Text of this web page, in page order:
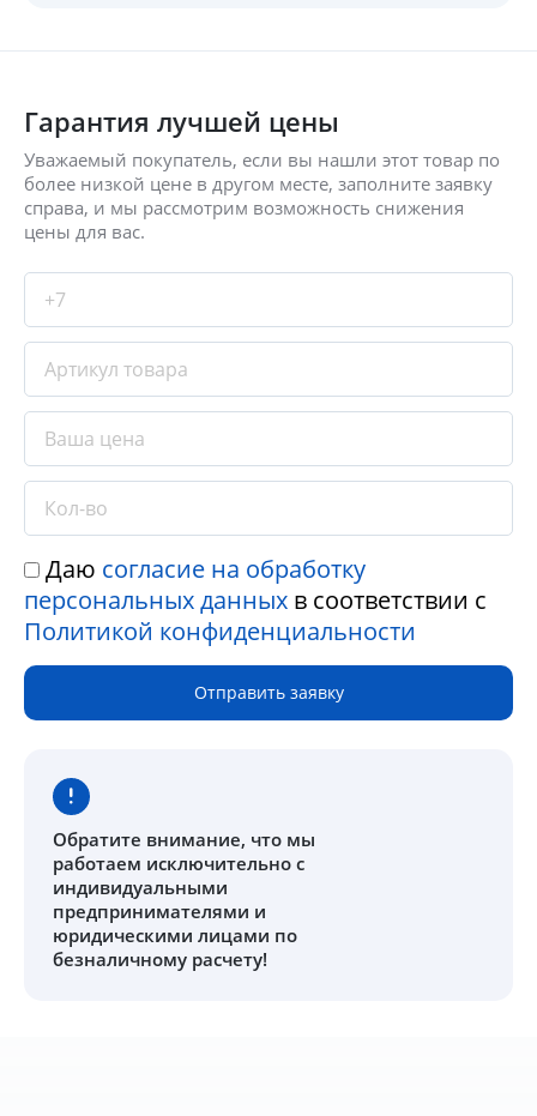
Гарантия лучшей цены
Уважаемый покупатель, если вы нашли этот товар по
более низкой цене в другом месте, заполните заявку
справа, и мы рассмотрим возможность снижения
цены для вас.
Даю согласие на обработку
персональных данных в соответствии с
Политикой конфиденциальности
Отправить заявку
Обратите внимание, что мы
работаем исключительно с
индивидуальными
предпринимателями и
юридическими лицами по
безналичному расчету!